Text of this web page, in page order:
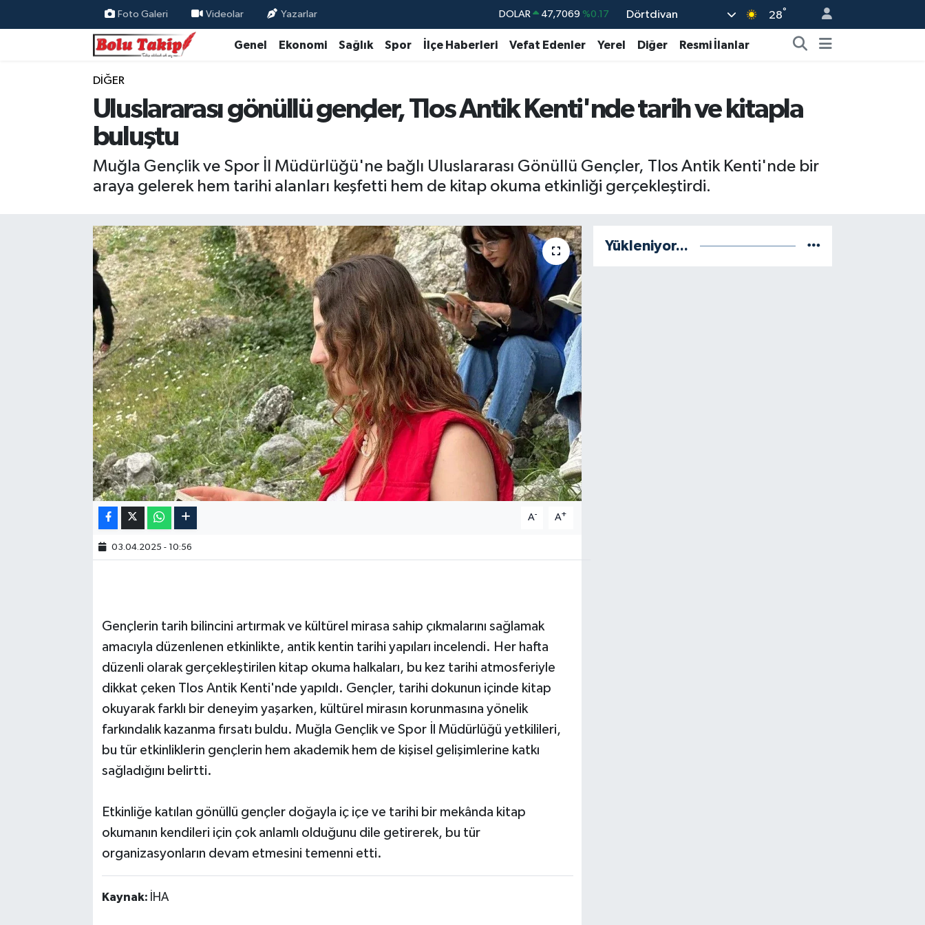
Foto Galeri Videolar Yazarlar DOLAR 47,7069 %0.17
EURO 55,0265 %0.01
BİST100 13.887 %64
Dörtdivan 28°
Genel Ekonomi Sağlık Spor İlçe Haberleri Vefat Edenler Yerel Diğer Resmi İlanlar
DIĞER
Uluslararası gönüllü gençler, Tlos Antik Kenti'nde tarih ve kitapla
buluştu
Muğla Gençlik ve Spor İl Müdürlüğü'ne bağlı Uluslararası Gönüllü Gençler, Tlos Antik Kenti'nde bir
araya gelerek hem tarihi alanları keşfetti hem de kitap okuma etkinliği gerçekleştirdi.
A- A+
03.04.2025 - 10:56
Gençlerin tarih bilincini artırmak ve kültürel mirasa sahip çıkmalarını sağlamak
amacıyla düzenlenen etkinlikte, antik kentin tarihi yapıları incelendi. Her hafta
düzenli olarak gerçekleştirilen kitap okuma halkaları, bu kez tarihi atmosferiyle
dikkat çeken Tlos Antik Kenti'nde yapıldı. Gençler, tarihi dokunun içinde kitap
okuyarak farklı bir deneyim yaşarken, kültürel mirasın korunmasına yönelik
farkındalık kazanma fırsatı buldu. Muğla Gençlik ve Spor İl Müdürlüğü yetkilileri,
bu tür etkinliklerin gençlerin hem akademik hem de kişisel gelişimlerine katkı
sağladığını belirtti.
Etkinliğe katılan gönüllü gençler doğayla iç içe ve tarihi bir mekânda kitap
okumanın kendileri için çok anlamlı olduğunu dile getirerek, bu tür
organizasyonların devam etmesini temenni etti.
Kaynak: İHA
Yükleniyor...